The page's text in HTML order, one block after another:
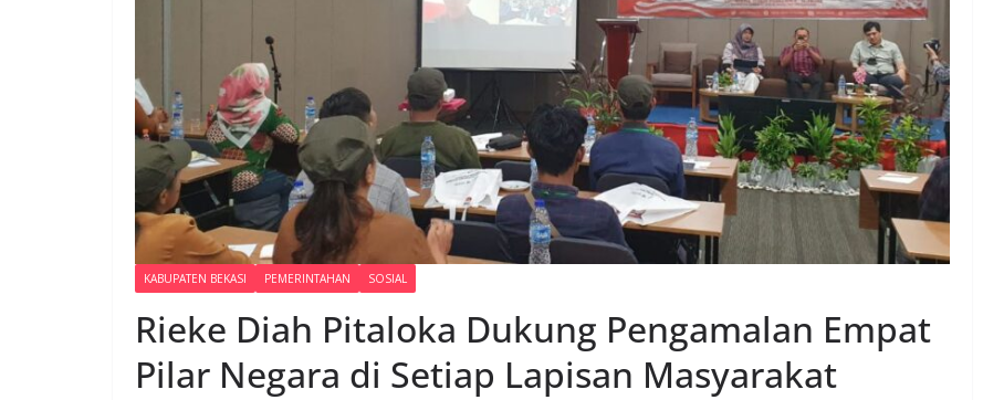
KABUPATEN BEKASI PEMERINTAHAN SOSIAL
Rieke Diah Pitaloka Dukung Pengamalan Empat
Pilar Negara di Setiap Lapisan Masyarakat